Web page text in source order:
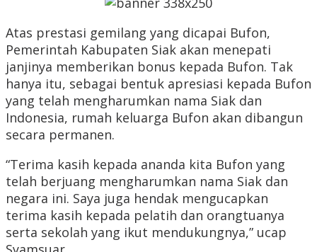
Atas prestasi gemilang yang dicapai Bufon,
Pemerintah Kabupaten Siak akan menepati
janjinya memberikan bonus kepada Bufon. Tak
hanya itu, sebagai bentuk apresiasi kepada Bufon
yang telah mengharumkan nama Siak dan
Indonesia, rumah keluarga Bufon akan dibangun
secara permanen.
“Terima kasih kepada ananda kita Bufon yang
telah berjuang mengharumkan nama Siak dan
negara ini. Saya juga hendak mengucapkan
terima kasih kepada pelatih dan orangtuanya
serta sekolah yang ikut mendukungnya,” ucap